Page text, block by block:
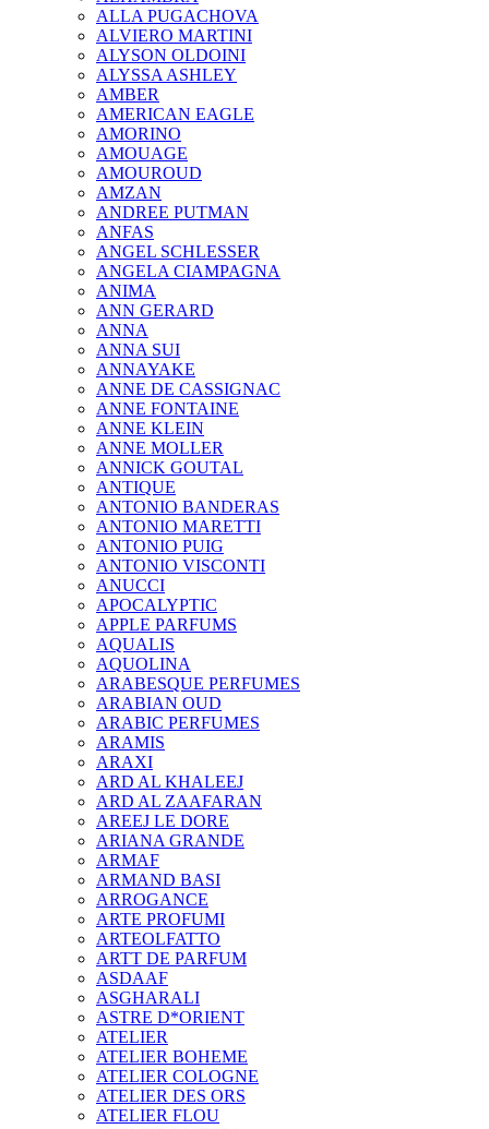
ALLA PUGACHOVA
ALVIERO MARTINI
ALYSON OLDOINI
ALYSSA ASHLEY
AMBER
AMERICAN EAGLE
AMORINO
AMOUAGE
AMOUROUD
AMZAN
ANDREE PUTMAN
ANFAS
ANGEL SCHLESSER
ANGELA CIAMPAGNA
ANIMA
ANN GERARD
ANNA
ANNA SUI
ANNAYAKE
ANNE DE CASSIGNAC
ANNE FONTAINE
ANNE KLEIN
ANNE MOLLER
ANNICK GOUTAL
ANTIQUE
ANTONIO BANDERAS
ANTONIO MARETTI
ANTONIO PUIG
ANTONIO VISCONTI
ANUCCI
APOCALYPTIC
APPLE PARFUMS
AQUALIS
AQUOLINA
ARABESQUE PERFUMES
ARABIAN OUD
ARABIC PERFUMES
ARAMIS
ARAXI
ARD AL KHALEEJ
ARD AL ZAAFARAN
AREEJ LE DORE
ARIANA GRANDE
ARMAF
ARMAND BASI
ARROGANCE
ARTE PROFUMI
ARTEOLFATTO
ARTT DE PARFUM
ASDAAF
ASGHARALI
ASTRE D*ORIENT
ATELIER
ATELIER BOHEME
ATELIER COLOGNE
ATELIER DES ORS
ATELIER FLOU